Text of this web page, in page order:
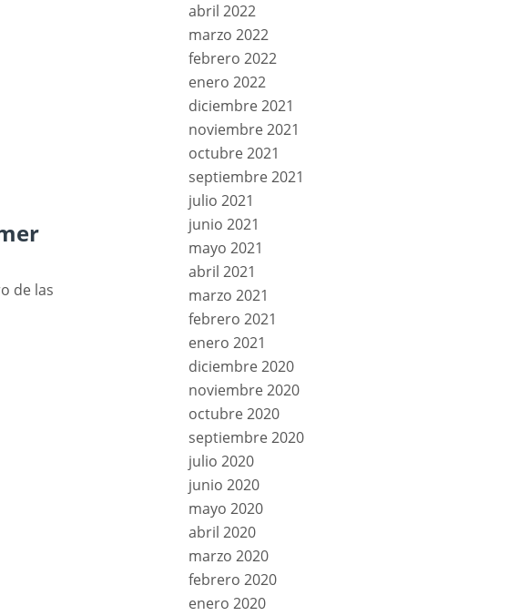
de las
abril 2022
marzo 2022
febrero 2022
enero 2022
diciembre 2021
noviembre 2021
octubre 2021
septiembre 2021
julio 2021
junio 2021
mayo 2021
abril 2021
marzo 2021
febrero 2021
enero 2021
diciembre 2020
noviembre 2020
octubre 2020
septiembre 2020
julio 2020
junio 2020
mayo 2020
abril 2020
marzo 2020
febrero 2020
enero 2020